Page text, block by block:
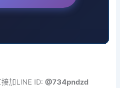
接加LINE ID:@734pndzd